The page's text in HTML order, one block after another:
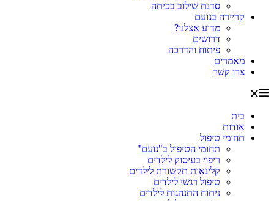
סדנת שילוב בכיתה
קריירה בנועם
מדוע אצלנו?
דרושים
פיתוח והדרכה
מאמרים
צרו קשר
בית
אודות
תחומי טיפול
תחומי הטיפול ב"נועם"
ריפוי בעיסוק לילדים
קלינאות תקשורת לילדים
טיפול רגשי לילדים
ניתוח התנהגות לילדים